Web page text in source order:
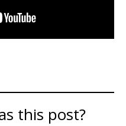
this post?